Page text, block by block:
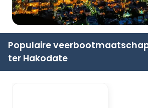
Populaire
ter Hakodate